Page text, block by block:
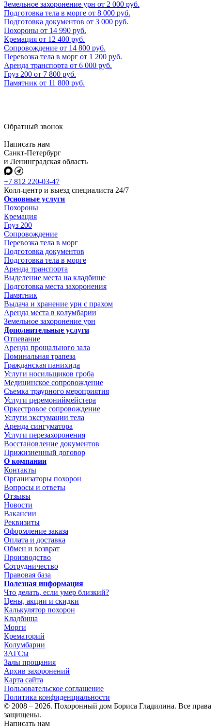
Земельное захоронение урн от 2 000 руб.
Подготовка тела в морге от 8 000 руб.
Подготовка документов от 3 000 руб.
Похороны от 14 990 руб.
Кремация от 12 400 руб.
Сопровождение от 14 800 руб.
Перевозка тела в морг от 1 200 руб.
Аренда транспорта от 6 000 руб.
Груз 200 от 7 800 руб.
Памятник от 11 800 руб.
Обратный звонок
Написать нам
Санкт-Петербург
и Ленинградская область
+7 812 220-03-47
Колл-центр и выезд специалиста 24/7
Основные услуги
Похороны
Кремация
Груз 200
Сопровождение
Перевозка тела в морг
Подготовка документов
Подготовка тела в морге
Аренда транспорта
Выделение места на кладбище
Подготовка места захоронения
Памятник
Выдача и хранение урн с прахом
Аренда места в колумбарии
Земельное захоронение урн
Дополнительные услуги
Отпевание
Аренда прощального зала
Поминальная трапеза
Гражданская панихида
Услуги носильщиков гроба
Медицинское сопровождение
Съемка траурного мероприятия
Услуги церемониймейстера
Оркестровое сопровождение
Услуги эксгумации тела
Аренда сингуматора
Услуги перезахоронения
Восстановление документов
Прижизненный договор
О компании
Контакты
Организаторы похорон
Вопросы и ответы
Отзывы
Новости
Вакансии
Реквизиты
Оформление заказа
Оплата и доставка
Обмен и возврат
Производство
Сотрудничество
Правовая база
Полезная информация
Что делать, если умер близкий?
Цены, акции и скидки
Калькулятор похорон
Кладбища
Морги
Крематорий
Колумбарии
ЗАГСы
Залы прощания
Архив захоронений
Карта сайта
Пользовательское соглашение
Политика конфиденциальности
© 2008 – 2026. Похоронный дом Бориса Гладилина. Все права
защищены.
Написать нам